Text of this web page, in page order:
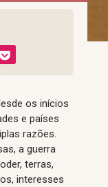
os inícios
e países
razões.
a guerra
terras,
interesses